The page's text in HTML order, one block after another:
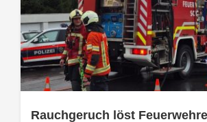
Rauchgeruch löst